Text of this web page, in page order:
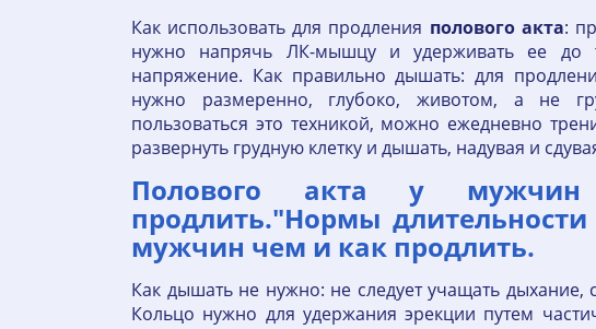
Как использовать для продления полового акта:
нужно напрячь ЛК-мышцу и удерживать ее до
напряжение. Как правильно дышать: для
нужно размеренно, глубоко, животом, а не
пользоваться это техникой, можно ежедневно
развернуть грудную клетку и дышать, надувая и
Полового акта у
продлить."Нормы
мужчин чем и как продлить.
Как дышать не нужно: не следует учащать дыхание,
Кольцо нужно для удержания эрекции путем